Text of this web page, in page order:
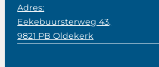
Adres:
Eekebuursterweg 43,
9821 PB Oldekerk